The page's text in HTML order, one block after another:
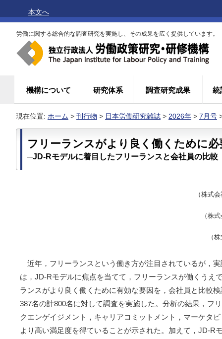
本文へ
労働に関する総合的な調査研究を実施し、その成果を広く提供しています。
機構について 研究体系 調査研究成果 統
現在位置: ホーム > 刊行物 > 日本労働研究雑誌 > 2026年 > 7月号
フリーランスがより良く働くために
─JD-Rモデルに着目したフリーランスと会社員の比較
（株式
（株
（
近年，フリーランスという働き方が注目されているが，
は，JD-Rモデルに焦点を当てて，フリーランスが働くうえ
ランスがより良く働くために有効な要因を，会社員と比較
387名の計800名に対して調査を実施した。分析の結果，フ
クエンゲイジメント，キャリアコミットメント，マーケタ
より高い満足度を得ていることが示された。加えて，JD-R